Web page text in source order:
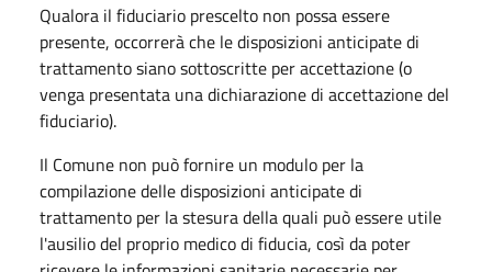
Qualora il fiduciario prescelto non possa essere
presente, occorrerà che le disposizioni anticipate di
trattamento siano sottoscritte per accettazione (o
venga presentata una dichiarazione di accettazione del
fiduciario).
Il Comune non può fornire un modulo per la
compilazione delle disposizioni anticipate di
trattamento per la stesura della quali può essere utile
l'ausilio del proprio medico di fiducia, così da poter